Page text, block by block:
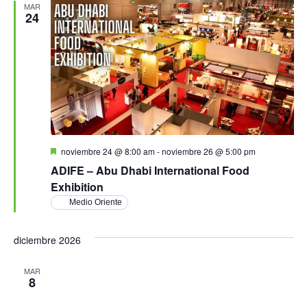
MAR
24
ADIFE – Abu Dhabi International Food
Exhibition
Destacado
noviembre 24 @ 8:00 am-noviembre 26 @ 5:00 pm
Medio Oriente
diciembre 2026
MAR
8